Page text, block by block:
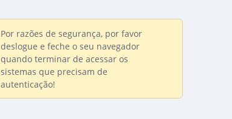
Por razões de segurança, por favor
deslogue e feche o seu navegador
quando terminar de acessar os
sistemas que precisam de
autenticação!